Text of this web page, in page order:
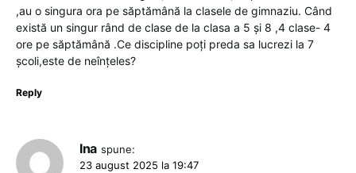
,au o singura ora pe săptămână la clasele de gimnaziu. Când
există un singur rând de clase de la clasa a 5 și 8 ,4 clase- 4
ore pe săptămână .Ce discipline poți preda sa lucrezi la 7
școli,este de neînțeles?
Reply
Ina spune:
23 august 2025 la 19:47